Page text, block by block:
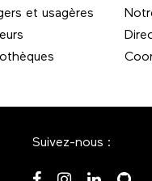
et usagères
Suivez-nous :